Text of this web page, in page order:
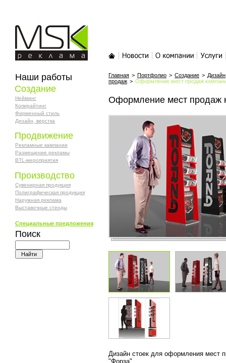
MSK-реклама
Главная > Портфолио > Создание >
продаж > Оформление мест продаж
Оформление мест продаж
Дизайн стоек для оформления мест
"Форза"
Наши работы
Создание
Нейминг
Копирайтинг
Фирменный стиль
Дизайн, верстка
Продвижение
Рекламные кампании
Размещение рекламы
BTL-мероприятия
Производство
Сувенирная продукция
Полиграфическая продукция
Наружная реклама
Выставочные стенды
Специальные предложения
Поиск